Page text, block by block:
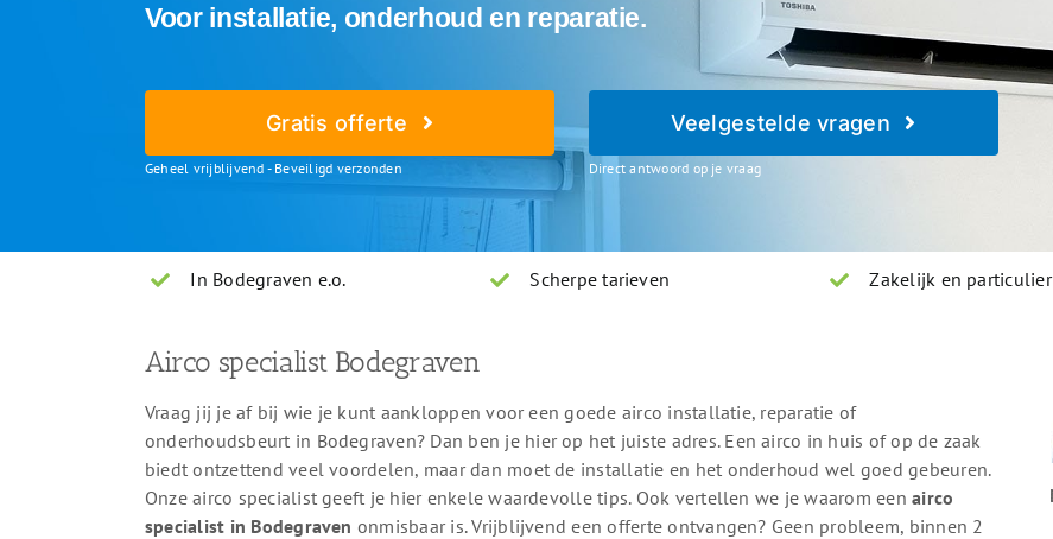
Voor installatie, onderhoud en reparatie.
Gratis offerte
Geheel vrijblijvend - Beveiligd verzonden
Veelgestelde vragen
Direct antwoord op je vraag
In Bodegraven e.o. Scherpe tarieven Zakelijk en particulier
Airco specialist Bodegraven
Vraag jij je af bij wie je kunt aankloppen voor een goede airco installatie, reparatie of
onderhoudsbeurt in Bodegraven? Dan ben je hier op het juiste adres. Een airco in huis of op de zaak
biedt ontzettend veel voordelen, maar dan moet de installatie en het onderhoud wel goed gebeuren.
Onze airco specialist geeft je hier enkele waardevolle tips. Ook vertellen we je waarom eenairco
specialist in Bodegraven onmisbaar is. Vrijblijvend een offerte ontvangen? Geen probleem, binnen 2